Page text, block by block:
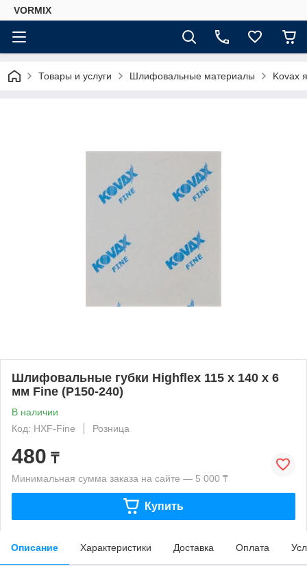
VORMIX
Товары и услуги Шлифовальные материалы Kovax
Шлифовальные губки Highflex 115 x 140 x 6
мм Fine (P150-240)
В наличии
Код: HXF-Fine
Розница
480 ₸
Минимальная сумма заказа на сайте — 5 000 ₸
Купить
Описание Характеристики Доставка Оплата